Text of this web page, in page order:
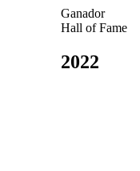
Ganador
Hall of Fame
2022